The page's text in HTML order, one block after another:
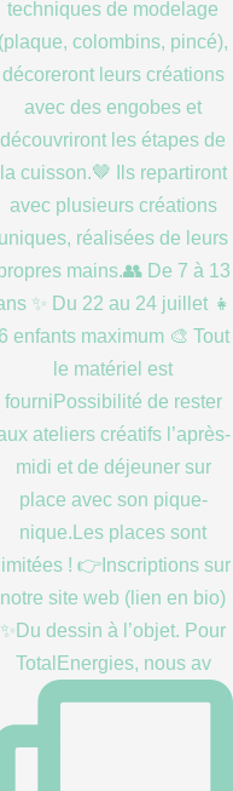
✨Du dessin à l’objet. Pour
TotalEnergies, nous av